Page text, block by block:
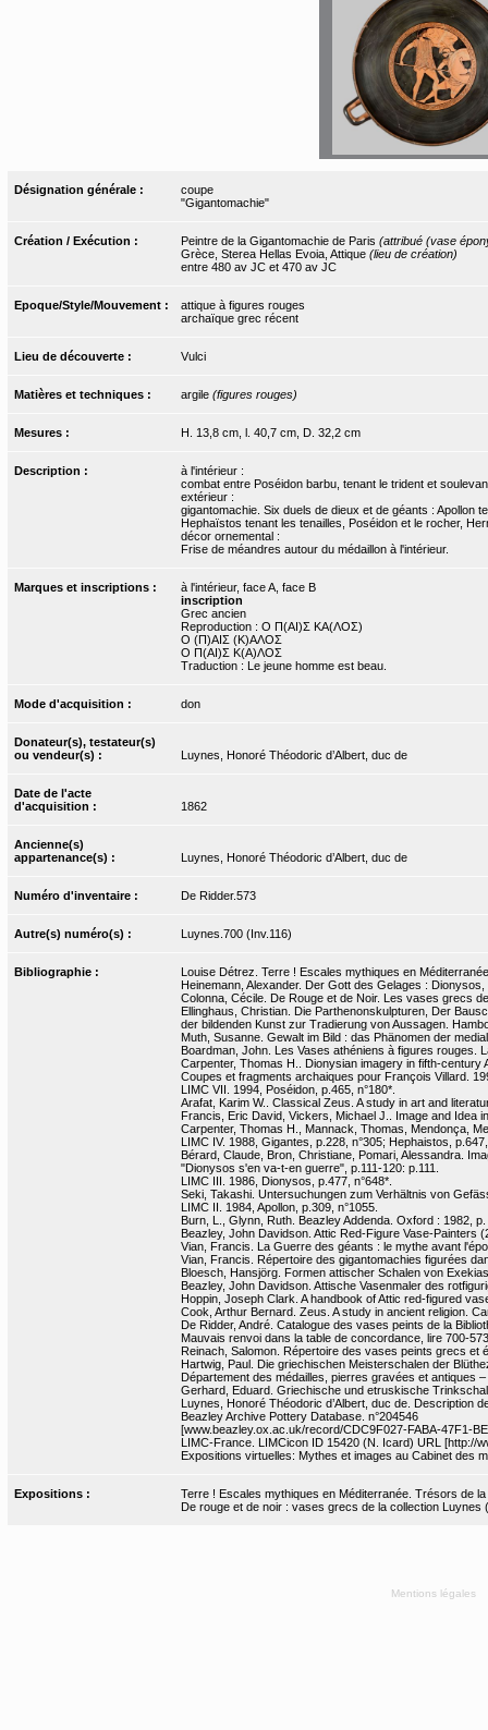
Désignation générale :
coupe
"Gigantomachie"
Création / Exécution : Peintre de la Gigantomachie de Paris (attribué (vase
Grèce, Sterea Hellas Evoia, Attique (lieu de création)
entre 480 av JC et 470 av JC
Epoque/Style/Mouvement :
attique à figures rouges
archaïque grec récent
Lieu de découverte : Vulci
Matières et techniques : argile (figures rouges)
Mesures : H. 13,8 cm, l. 40,7 cm, D. 32,2 cm
Description :
à l'intérieur :
combat entre Poséidon barbu, tenant le trident et
extérieur :
gigantomachie. Six duels de dieux et de géants : Apollon
Hephaïstos tenant les tenailles, Poséidon et le rocher,
décor ornemental :
Frise de méandres autour du médaillon à l'intérieur.
Marques et inscriptions :
à l'intérieur, face A, face B
inscription
Grec ancien
Reproduction : Ο Π(ΑΙ)Σ ΚΑ(ΛΟΣ)
Ο (Π)ΑΙΣ (Κ)ΑΛΟΣ
Ο Π(ΑΙ)Σ Κ(Α)ΛΟΣ
Traduction : Le jeune homme est beau.
Mode d'acquisition : don
Donateur(s), testateur(s)
ou vendeur(s) :
Luynes, Honoré Théodoric d’Albert, duc de
Date de l'acte
d'acquisition :
1862
Ancienne(s)
appartenance(s) :
Luynes, Honoré Théodoric d’Albert, duc de
Numéro d'inventaire : De Ridder.573
Autre(s) numéro(s) : Luynes.700 (Inv.116)
Bibliographie :
Louise Détrez. Terre ! Escales mythiques en
Heinemann, Alexander. Der Gott des Gelages :
Colonna, Cécile. De Rouge et de Noir. Les vases grecs
Ellinghaus, Christian. Die Parthenonskulpturen, Der
der bildenden Kunst zur Tradierung von Aussagen.
Muth, Susanne. Gewalt im Bild : das Phänomen der
Boardman, John. Les Vases athéniens à figures rouges.
Carpenter, Thomas H.. Dionysian imagery in fifth-
Coupes et fragments archaiques pour François Villard.
LIMC VII. 1994, Poséidon, p.465, n°180*.
Arafat, Karim W.. Classical Zeus. A study in art and
Francis, Eric David, Vickers, Michael J.. Image and Idea
Carpenter, Thomas H., Mannack, Thomas, Mendonça,
LIMC IV. 1988, Gigantes, p.228, n°305; Hephaistos,
Bérard, Claude, Bron, Christiane, Pomari, Alessandra.
"Dionysos s'en va-t-en guerre", p.111-120: p.111.
LIMC III. 1986, Dionysos, p.477, n°648*.
Seki, Takashi. Untersuchungen zum Verhältnis von
LIMC II. 1984, Apollon, p.309, n°1055.
Burn, L., Glynn, Ruth. Beazley Addenda. Oxford : 1982, p.
Beazley, John Davidson. Attic Red-Figure Vase-Painters
Vian, Francis. La Guerre des géants : le mythe avant
Vian, Francis. Répertoire des gigantomachies figurées
Bloesch, Hansjörg. Formen attischer Schalen von
Beazley, John Davidson. Attische Vasenmaler des
Hoppin, Joseph Clark. A handbook of Attic red-figured
Cook, Arthur Bernard. Zeus. A study in ancient religion.
De Ridder, André. Catalogue des vases peints de la
Mauvais renvoi dans la table de concordance, lire 700-
Reinach, Salomon. Répertoire des vases peints grecs et
Hartwig, Paul. Die griechischen Meisterschalen der
Département des médailles, pierres gravées et antiques
Gerhard, Eduard. Griechische und etruskische
Luynes, Honoré Théodoric d’Albert, duc de. Description
Beazley Archive Pottery Database. n°204546
[www.beazley.ox.ac.uk/record/CDC9F027-FABA-47F1-
LIMC-France. LIMCicon ID 15420 (N. Icard) URL [http://
Expositions virtuelles: Mythes et images au Cabinet des
Expositions :
Terre ! Escales mythiques en Méditerranée. Trésors de
De rouge et de noir : vases grecs de la collection Luynes
Mentions légales